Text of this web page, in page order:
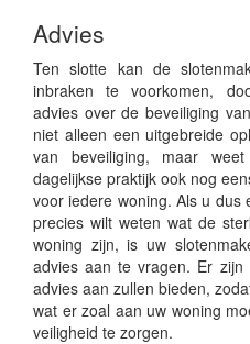
Advies
Ten slotte kan de
inbraken te voorkomen,
advies over de beveiliging
niet alleen een uitgebreide
van beveiliging, maar
dagelijkse praktijk ook nog
voor iedere woning. Als u dus
precies wilt weten wat de
woning zijn, is uw
advies aan te vragen. Er
advies aan zullen bieden,
wat er zoal aan uw woning
veiligheid te zorgen.